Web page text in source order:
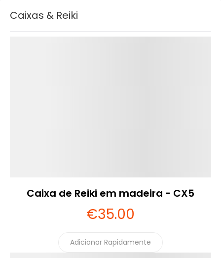
Caixas & Reiki
Caixa de Reiki em madeira - CX5
€35.00
Adicionar Rapidamente